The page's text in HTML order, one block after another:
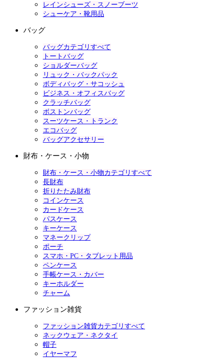
レインシューズ・スノーブーツ
シューケア・靴用品
バッグ
バッグカテゴリすべて
トートバッグ
ショルダーバッグ
リュック・バックパック
ボディバッグ・サコッシュ
ビジネス・オフィスバッグ
クラッチバッグ
ボストンバッグ
スーツケース・トランク
エコバッグ
バッグアクセサリー
財布・ケース・小物
財布・ケース・小物カテゴリすべて
長財布
折りたたみ財布
コインケース
カードケース
パスケース
キーケース
マネークリップ
ポーチ
スマホ・PC・タブレット用品
ペンケース
手帳ケース・カバー
キーホルダー
チャーム
ファッション雑貨
ファッション雑貨カテゴリすべて
ネックウェア・ネクタイ
帽子
イヤーマフ